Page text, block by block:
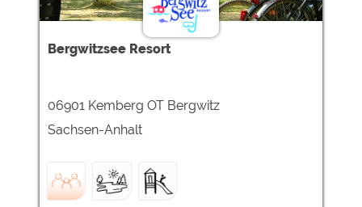
Bergwitzsee Resort
06901 Kemberg OT Bergwitz
Sachsen-Anhalt